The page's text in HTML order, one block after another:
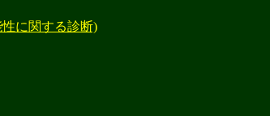
に関する診断)